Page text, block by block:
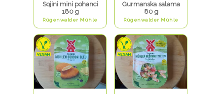
Sojini mini pohanci
180 g
Rügenwalder Mühle
Gurmanska salama
80 g
Rügenwalder Mühle